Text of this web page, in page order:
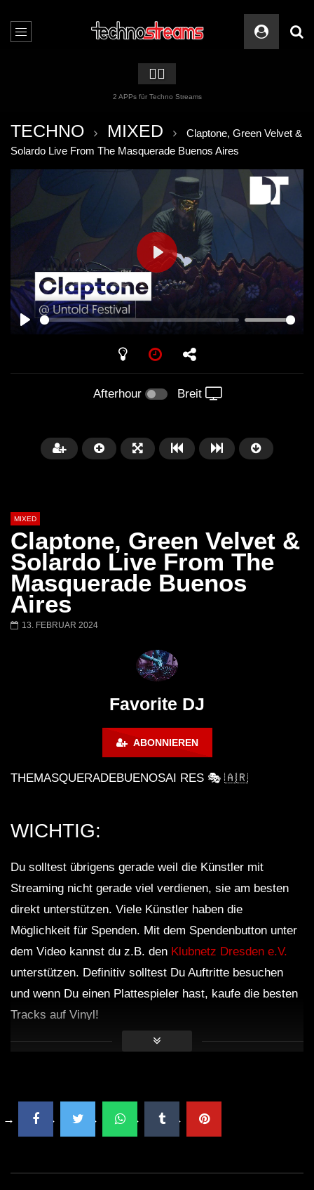
🏳️‍🌈
2 APPs für Techno Streams
TECHNO MIXED
Claptone, Green Velvet &
Solardo Live From The Masquerade Buenos Aires
PLAY
PLAY
Afterhour Breit
Später
Barbara Lago @ Kappa
FuturFestival 2024
MIXED
Claptone, Green Velvet &
Solardo Live From The
Masquerade Buenos
Aires
13. FEBRUAR 2024
Favorite DJ
ABONNIEREN
THEMASQUERADEBUENOSAI RES 🎭 🇦🇷
WICHTIG:
Du solltest übrigens gerade weil die Künstler mit
Streaming nicht gerade viel verdienen, sie am besten
direkt unterstützen. Viele Künstler haben die
Möglichkeit für Spenden. Mit dem Spendenbutton unter
dem Video kannst du z.B. den Klubnetz Dresden e.V.
unterstützen. Definitiv solltest Du Auftritte besuchen
und wenn Du einen Plattespieler hast, kaufe die besten
Tracks auf Vinyl!